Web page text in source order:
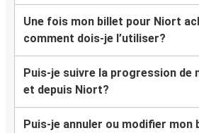
Une fois mon billet pour Niort
comment dois-je l’utiliser?
Puis-je suivre la progression de
et depuis Niort?
Puis-je annuler ou modifier mon